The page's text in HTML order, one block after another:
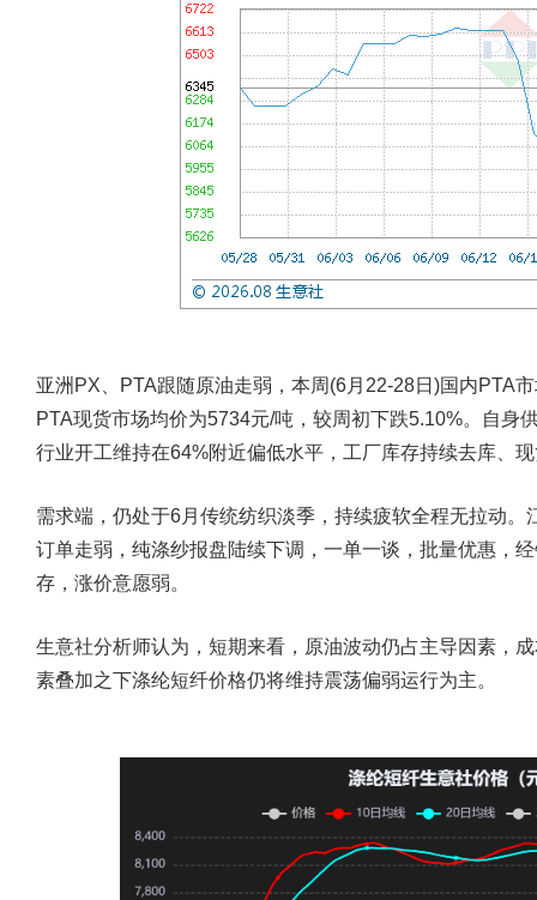
亚洲PX、PTA跟随原油走弱，本周(6月22-28日)国内PTA
PTA现货市场均价为5734元/吨，较周初下跌5.10%。自身
行业开工维持在64%附近偏低水平，工厂库存持续去库、
需求端，仍处于6月传统纺织淡季，持续疲软全程无拉动
订单走弱，纯涤纱报盘陆续下调，一单一谈，批量优惠，
存，涨价意愿弱。
生意社分析师认为，短期来看，原油波动仍占主导因素，
素叠加之下涤纶短纤价格仍将维持震荡偏弱运行为主。